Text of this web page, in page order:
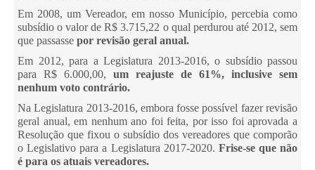
Em 2008, um Vereador, em nosso Município, percebia como
subsídio o valor de R$ 3.715,22 o qual perdurou até 2012, sem
que passasse por revisão geral anual.
Em 2012, para a Legislatura 2013-2016, o subsídio passou
para R$ 6.000,00, um reajuste de 61%, inclusive sem
nenhum voto contrário.
Na Legislatura 2013-2016, embora fosse possível fazer revisão
geral anual, em nenhum ano foi feita, por isso foi aprovada a
Resolução que fixou o subsídio dos vereadores que comporão
o Legislativo para a Legislatura 2017-2020. Frise-se que não
é para os atuais vereadores.